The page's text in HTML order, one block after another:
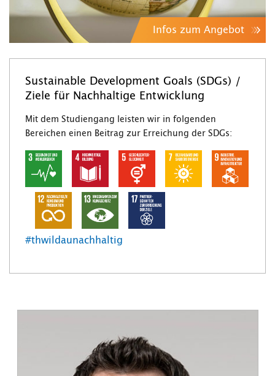
Infos zum Angebot
Sustainable Development Goals (SDGs) /
Ziele für Nachhaltige Entwicklung
Mit dem Studiengang leisten wir in folgenden
Bereichen einen Beitrag zur Erreichung der SDGs:
#thwildaunachhaltig